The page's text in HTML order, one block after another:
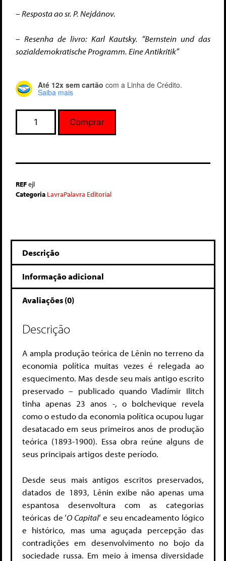
– Resposta ao sr. P. Nejdánov.
– Resenha de livro: Karl Kautsky. “Bernstein und das
sozialdemokratische Programm. Eine Antikritik”
Até 12x sem cartão com a Linha de Crédito.
Saiba mais
Comprar
REFejl
Categoria LavraPalavra Editorial
Descrição
Informação adicional
Avaliações (0)
Descrição
A ampla produção teórica de Lênin no terreno da
economia política muitas vezes é relegada ao
esquecimento. Mas desde seu mais antigo escrito
preservado – publicado quando Vladímir Ilitch
tinha apenas 23 anos -, o bolchevique revela
como o estudo da economia política ocupou lugar
desatacado em seus primeiros anos de produção
teórica (1893-1900). Essa obra reúne alguns de
seus principais artigos deste período.
Desde seus mais antigos escritos preservados,
datados de 1893, Lênin exibe não apenas uma
espantosa desenvoltura com as categorias
teóricas de ‘O Capital‘ e seu encadeamento lógico
e histórico, mas uma aguçada percepção das
contradições em desenvolvimento no bojo da
sociedade russa. Em meio à imensa diversidade